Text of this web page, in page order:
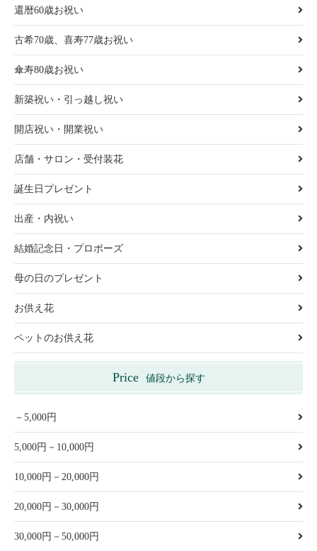
還暦60歳お祝い
古希70歳、喜寿77歳お祝い
傘寿80歳お祝い
新築祝い・引っ越し祝い
開店祝い・開業祝い
店舗・サロン・受付装花
誕生日プレゼント
出産・内祝い
結婚記念日・プロポーズ
母の日のプレゼント
お供え花
ペットのお供え花
Price 値段から探す
－5,000円
5,000円－10,000円
10,000円－20,000円
20,000円－30,000円
30,000円－50,000円